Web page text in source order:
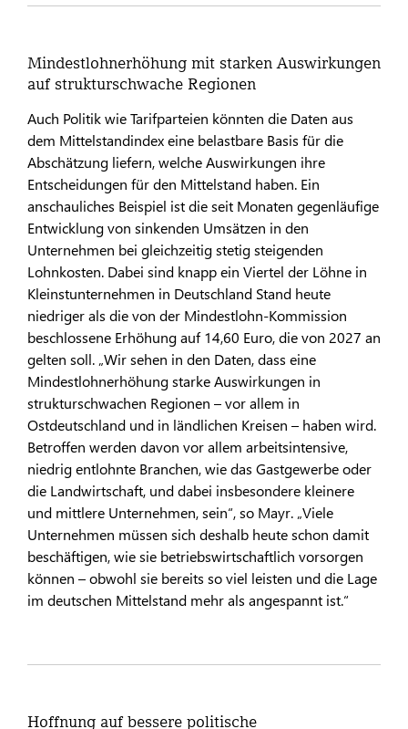
Mindestlohnerhöhung mit starken Auswirkungen
auf strukturschwache Regionen
Auch Politik wie Tarifparteien könnten die Daten aus
dem Mittelstandindex eine belastbare Basis für die
Abschätzung liefern, welche Auswirkungen ihre
Entscheidungen für den Mittelstand haben. Ein
anschauliches Beispiel ist die seit Monaten gegenläufige
Entwicklung von sinkenden Umsätzen in den
Unternehmen bei gleichzeitig stetig steigenden
Lohnkosten. Dabei sind knapp ein Viertel der Löhne in
Kleinstunternehmen in Deutschland Stand heute
niedriger als die von der Mindestlohn-Kommission
beschlossene Erhöhung auf 14,60 Euro, die von 2027 an
gelten soll. „Wir sehen in den Daten, dass eine
Mindestlohnerhöhung starke Auswirkungen in
strukturschwachen Regionen – vor allem in
Ostdeutschland und in ländlichen Kreisen – haben wird.
Betroffen werden davon vor allem arbeitsintensive,
niedrig entlohnte Branchen, wie das Gastgewerbe oder
die Landwirtschaft, und dabei insbesondere kleinere
und mittlere Unternehmen, sein“, so Mayr. „Viele
Unternehmen müssen sich deshalb heute schon damit
beschäftigen, wie sie betriebswirtschaftlich vorsorgen
können – obwohl sie bereits so viel leisten und die Lage
im deutschen Mittelstand mehr als angespannt ist.“
Hoffnung auf bessere politische